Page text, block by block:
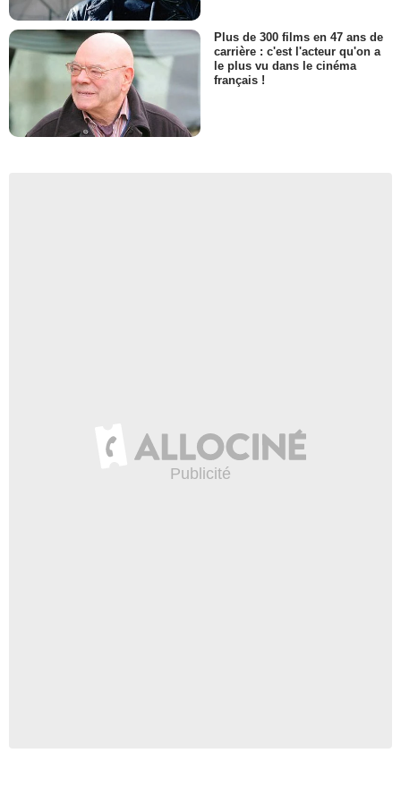
Plus de 300 films en 47 ans de
carrière : c'est l'acteur qu'on a
le plus vu dans le cinéma
français !